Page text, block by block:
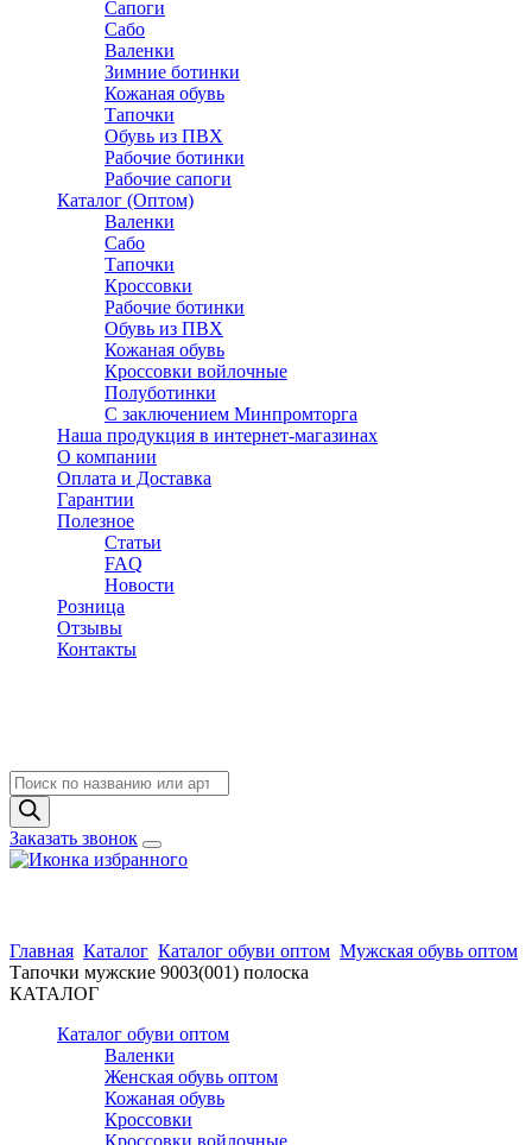
Сапоги
Сабо
Валенки
Зимние ботинки
Кожаная обувь
Тапочки
Обувь из ПВХ
Рабочие ботинки
Рабочие сапоги
Каталог (Оптом)
Валенки
Сабо
Тапочки
Кроссовки
Рабочие ботинки
Обувь из ПВХ
Кожаная обувь
Кроссовки войлочные
Полуботинки
C заключением Минпромторга
Наша продукция в интернет-магазинах
О компании
Оплата и Доставка
Гарантии
Полезное
Статьи
FAQ
Новости
Розница
Отзывы
Контакты
Поиск
товаров
Заказать звонок
Главная Каталог Каталог обуви оптом Мужская обувь оптом
Тапочки мужские 9003(001) полоска
КАТАЛОГ
Каталог обуви оптом
Валенки
Женская обувь оптом
Кожаная обувь
Кроссовки
Кроссовки войлочные